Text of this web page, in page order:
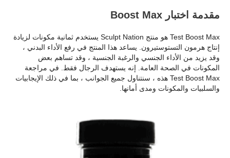
مقدمة اختبار Boost Max
Test Boost Max هو منتج Sculpt Nation يستخدم ثمانية مكونات لزيادة
إنتاج هرمون التستوستيرون. يساعد هذا المنتج في رفع الأداء البدني ،
وقد يزيد من الأداء الجنسي والرغبة الجنسية ، وقد تساهم بعض
المكونات في الصحة العامة. إنه يستهدف الرجال فقط. في مراجعة
Test Boost Max هذه ، سنتناول جميع الجوانب ، بما في ذلك الإيجابيات
والسلبيات والمكونات ومدى أمانها.